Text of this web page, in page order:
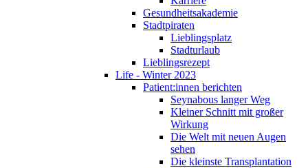
Gesundheitsakademie
Stadtpiraten
Lieblingsplatz
Stadturlaub
Lieblingsrezept
Life - Winter 2023
Patient:innen berichten
Seynabous langer Weg
Kleiner Schnitt mit großer
Wirkung
Die Welt mit neuen Augen
sehen
Die kleinste Transplantation